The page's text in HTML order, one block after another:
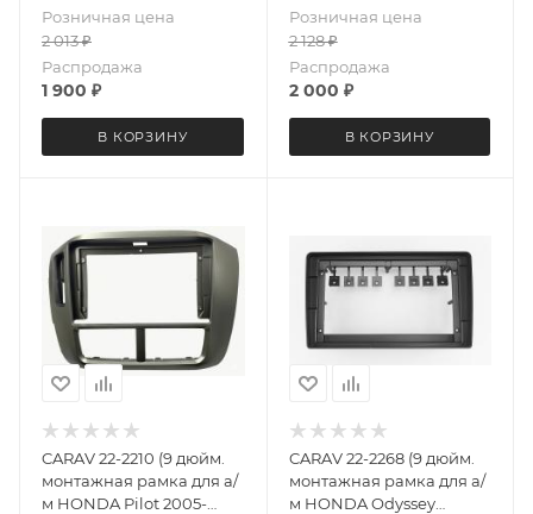
Розничная цена
2 013₽
Распродажа
1 900 ₽
В КОРЗИНУ
Розничная цена
2 128₽
Распродажа
2 000 ₽
В КОРЗИНУ
CARAV 22-2210 (9 дюйм.
монтажная рамка для а/
м HONDA Pilot 2005-
CARAV 22-2268 (9 дюйм.
монтажная рамка для а/
м HONDA Odyssey